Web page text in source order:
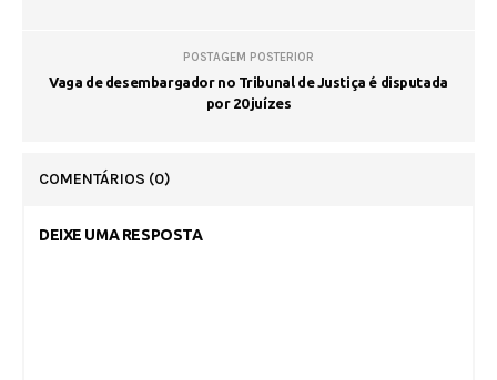
POSTAGEM POSTERIOR
Vaga de desembargador no Tribunal de Justiça é disputada
por 20 juízes
COMENTÁRIOS (0)
DEIXE UMA RESPOSTA